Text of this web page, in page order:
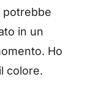
potrebbe
in un
Ho
colore.